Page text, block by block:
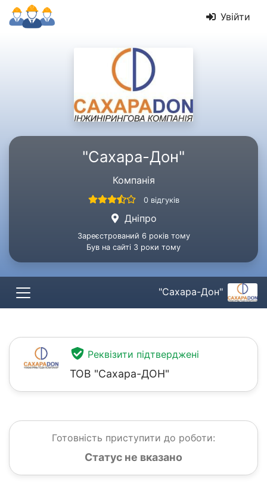
Увійти
"Сахара-Дон"
Компанія
0 відгуків
Дніпро
Зареєстрований 6 років тому
Був на сайті 3 роки тому
"Сахара-Дон"
Реквізити підтверджені
ТОВ "Сахара-ДОН"
Готовність приступити до роботи:
Статус не вказано